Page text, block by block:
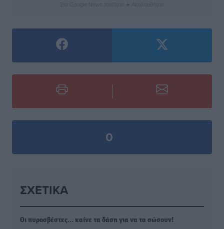
0
ΣΧΕΤΙΚΆ
Οι πυροσβέστες... καίνε τα δάση για να τα σώσουν!